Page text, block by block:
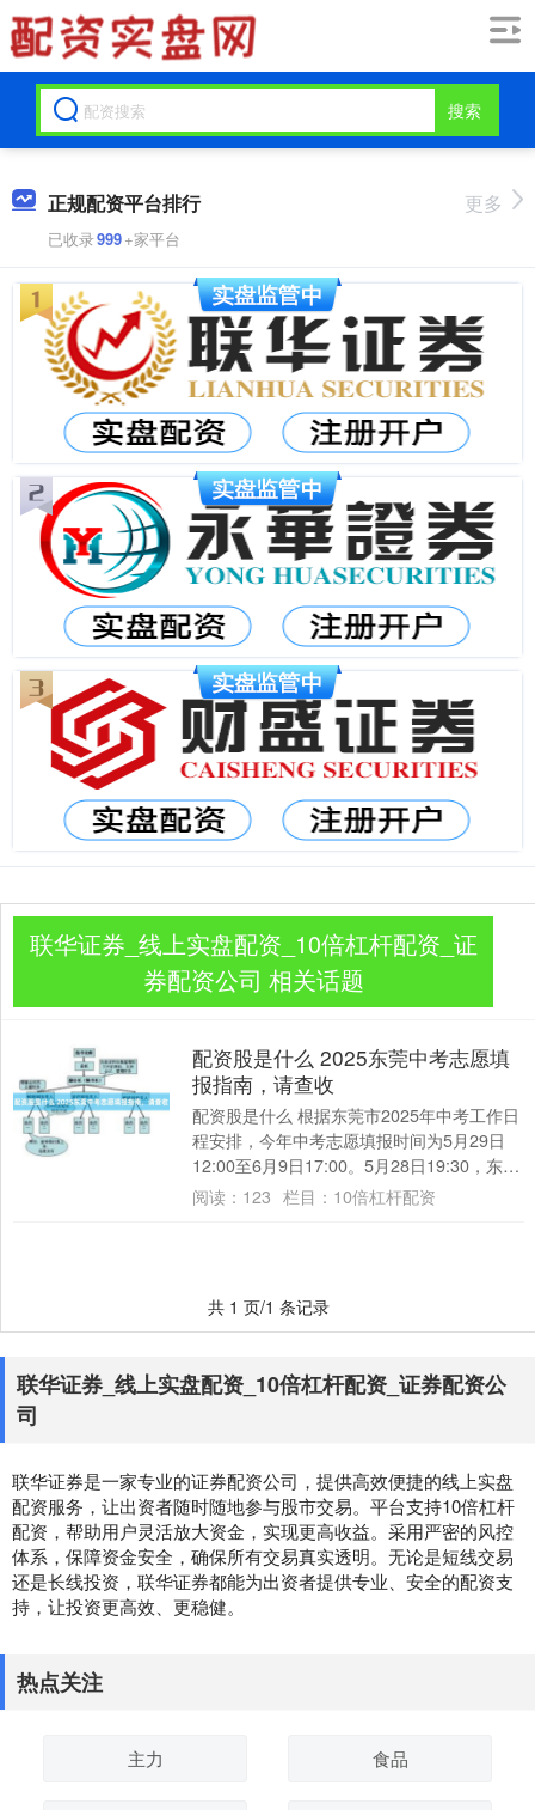
搜索
正规配资平台排行
已收录999+家平台
更多
联华证券_线上实盘配资_10倍杠杆配资_证
券配资公司 相关话题
配资股是什么 2025东莞中考志愿填
报指南，请查收
配资股是什么 根据东莞市2025年中考工作日
程安排，今年中考志愿填报时间为5月29日
12:00至6月9日17:00。5月28日19:30，东莞
市教育局联合南方+....
阅读： 123 栏目： 10倍杠杆配资
共 1 页/1 条记录
联华证券_线上实盘配资_10倍杠杆配资_证券配资公
司
联华证券是一家专业的证券配资公司，提供高效便捷的线上实盘
配资服务，让出资者随时随地参与股市交易。平台支持10倍杠杆
配资，帮助用户灵活放大资金，实现更高收益。采用严密的风控
体系，保障资金安全，确保所有交易真实透明。无论是短线交易
还是长线投资，联华证券都能为出资者提供专业、安全的配资支
持，让投资更高效、更稳健。
热点关注
主力 食品